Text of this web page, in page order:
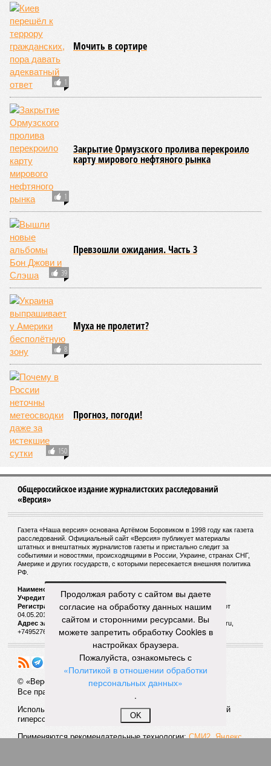
1
Мочить в сортире
1
Закрытие Ормузского пролива перекроило
карту мирового нефтяного рынка
39
Превзошли ожидания. Часть 3
8
Муха не пролетит?
150
Прогноз, погоди!
Общероссийское издание журналистских расследований
«Версия»
Газета «Наша версия» основана Артёмом Боровиком в 1998 году как газета
расследований. Официальный сайт «Версия» публикует материалы
штатных и внештатных журналистов газеты и пристально следит за
событиями и новостями, происходящими в России, Украине, странах СНГ,
Америке и других государств, с которыми пересекается внешняя политика
РФ.
Наименование:
Учредитель:
ООО «Версия»,Главный редактор:Горевой Р. Г.
Регистрационный номер Роскомнадзора:ЭЛ № ФС 77 - 72681 от
04.05.2018 г.
Адрес электронной почты и телефон редакции:versia@versia.ru,
+74952760348
© «Версия»
Все права защищены
Использование материалов «Версии» без индексируемой
гиперссылки запрещено
Применяются рекомендательные технологии:СМИ2, Яндекс,
Продолжая работу с сайтом вы даете
согласие на обработку данных нашим
сайтом и сторонними ресурсами. Вы
можете запретить обработку Cookies в
настройках браузера.
Пожалуйста, ознакомьтесь с
«Политикой в отношении обработки
персональных данных»
.
OK